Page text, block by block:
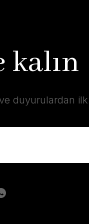
duyurulardan